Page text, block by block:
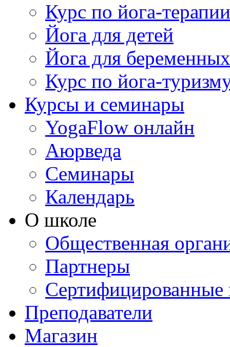
Курс по йога-терапии
Йога для детей
Йога для беременных
Курс по йога-
Курсы и семинары
YogaFlow онлайн
Аюрведа
Семинары
Календарь
О школе
Общественная
Партнеры
Сертифицированные
Преподаватели
Магазин